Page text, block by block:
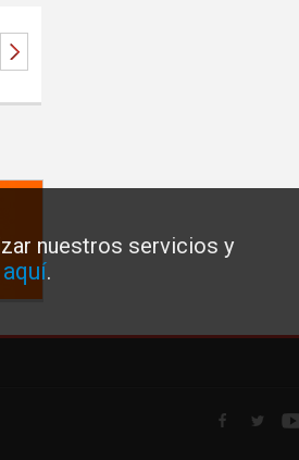
nuestros servicios y
.